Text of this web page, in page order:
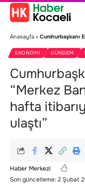
Anasayfa » Cumhurbaşkanı Erdoğan:
EKONOMI GÜNDEM
“Merkez
hafta
ulaştı”
Son güncelleme: 2 Şubat
Haber Merkezi